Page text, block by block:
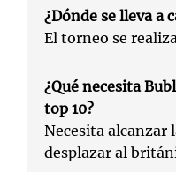
¿Dónde se lleva a
El torneo se
¿Qué necesita
top 10?
Necesita alcanzar
desplazar al